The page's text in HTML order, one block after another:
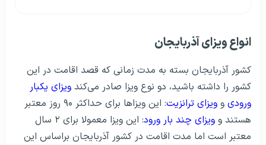
انواع ویزای آذربایجان
کشور آذربایجان بسته به مدت زمانی که قصد اقامت در این
کشور را داشته باشید، دو نوع ویزا صادر می‌کند ویزای یکبار
ورودی و ویزای ترانزیت
: این ویزاها برای حداکثر ۹۰ روز معتبر
هستند و ویزای چند بار ورود
: این ویزا معمولا برای ۲ سال
معتبر است اما مدت اقامت در کشور آذربایجان براساس این